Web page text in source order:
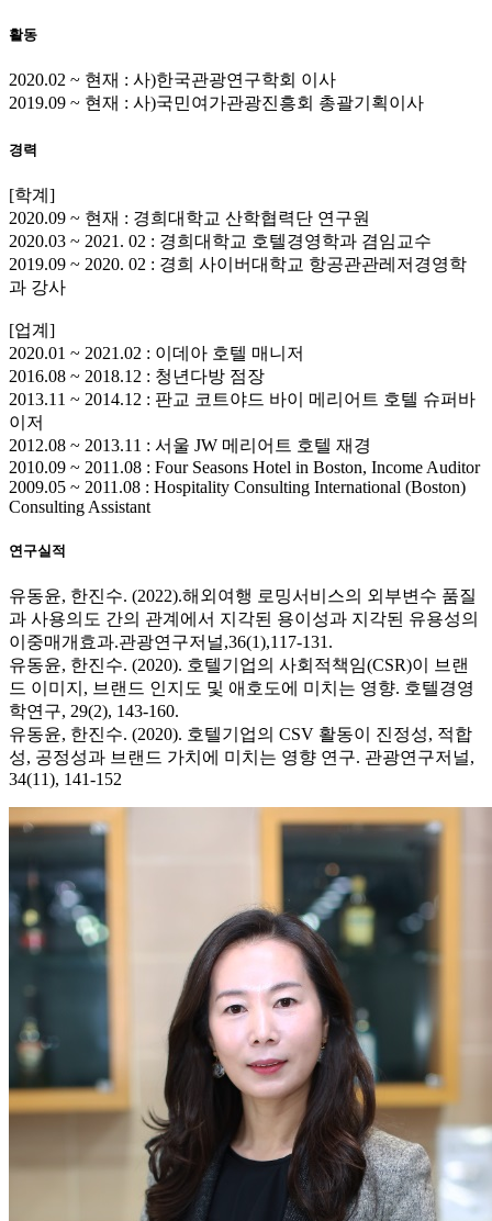
활동
2020.02 ~ 현재 : 사)한국관광연구학회 이사
2019.09 ~ 현재 : 사)국민여가관광진흥회 총괄기획이사
경력
[학계]
2020.09 ~ 현재 : 경희대학교 산학협력단 연구원
2020.03 ~ 2021. 02 : 경희대학교 호텔경영학과 겸임교수
2019.09 ~ 2020. 02 : 경희 사이버대학교 항공관관레저경영학
과 강사
[업계]
2020.01 ~ 2021.02 : 이데아 호텔 매니저
2016.08 ~ 2018.12 : 청년다방 점장
2013.11 ~ 2014.12 : 판교 코트야드 바이 메리어트 호텔 슈퍼바
이저
2012.08 ~ 2013.11 : 서울 JW 메리어트 호텔 재경
2010.09 ~ 2011.08 : Four Seasons Hotel in Boston, Income Auditor
2009.05 ~ 2011.08 : Hospitality Consulting International (Boston)
Consulting Assistant
연구실적
유동윤, 한진수. (2022).해외여행 로밍서비스의 외부변수 품질
과 사용의도 간의 관계에서 지각된 용이성과 지각된 유용성의
이중매개효과.관광연구저널,36(1),117-131.
유동윤, 한진수. (2020). 호텔기업의 사회적책임(CSR)이 브랜
드 이미지, 브랜드 인지도 및 애호도에 미치는 영향. 호텔경영
학연구, 29(2), 143-160.
유동윤, 한진수. (2020). 호텔기업의 CSV 활동이 진정성, 적합
성, 공정성과 브랜드 가치에 미치는 영향 연구. 관광연구저널,
34(11), 141-152